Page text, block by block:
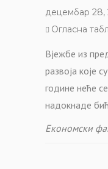
децембар 28,
Огласна
Вјежбе из
развоја које
године неће
надокнаде
Економски